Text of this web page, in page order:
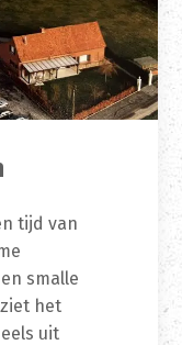
tijd van
smalle
het
uit